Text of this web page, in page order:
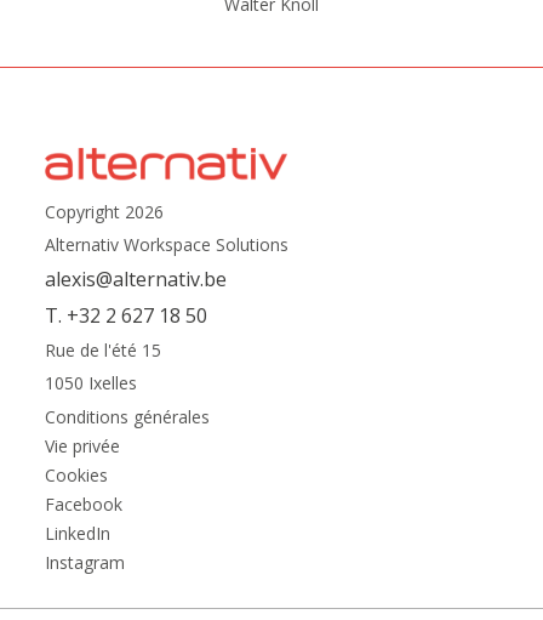
Copyright 2026
Alternativ Workspace Solutions
alexis@alternativ.be
T. +32 2 627 18 50
Rue de l'été 15
1050 Ixelles
Conditions générales
Vie privée
Cookies
Facebook
LinkedIn
Instagram